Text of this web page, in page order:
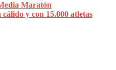
Maratón
y con 15.000 atletas